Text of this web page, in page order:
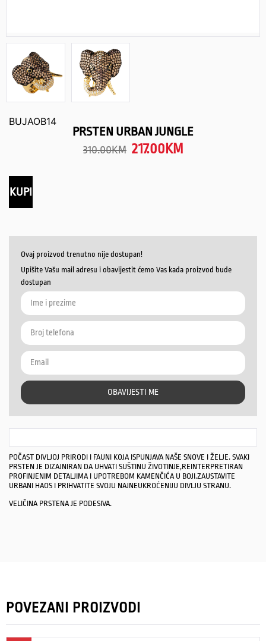
BUJAOB14
PRSTEN URBAN JUNGLE
310.00KM 217.00 KM
KUPI
Ovaj proizvod trenutno nije dostupan!
Upišite Vašu mail adresu i obavijestit ćemo Vas kada proizvod bude
dostupan
OBAVIJESTI ME
POČAST DIVLJOJ PRIRODI I FAUNI KOJA ISPUNJAVA NAŠE SNOVE I ŽELJE. SVAKI
PRSTEN JE DIZAJNIRAN DA UHVATI SUŠTINU ŽIVOTINJE,REINTERPRETIRAN
PROFINJENIM DETALJIMA I UPOTREBOM KAMENČIĆA U BOJI.ZAUSTAVITE
URBANI HAOS I PRIHVATITE SVOJU NAJNEUKROĆENIJU DIVLJU STRANU.
VELIČINA PRSTENA JE PODESIVA.
POVEZANI PROIZVODI